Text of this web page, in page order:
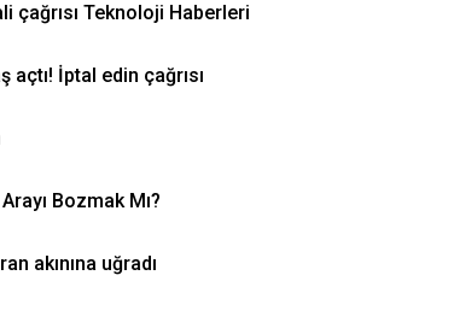
çağrısı Teknoloji Haberleri
İptal edin çağrısı
Bozmak Mı?
akınına uğradı